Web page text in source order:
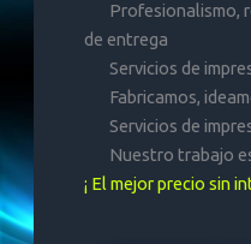
Profesionalismo,
de entrega
Servicios de
Fabricamos,
Servicios de
Nuestro trabajo
¡ El mejor precio sin